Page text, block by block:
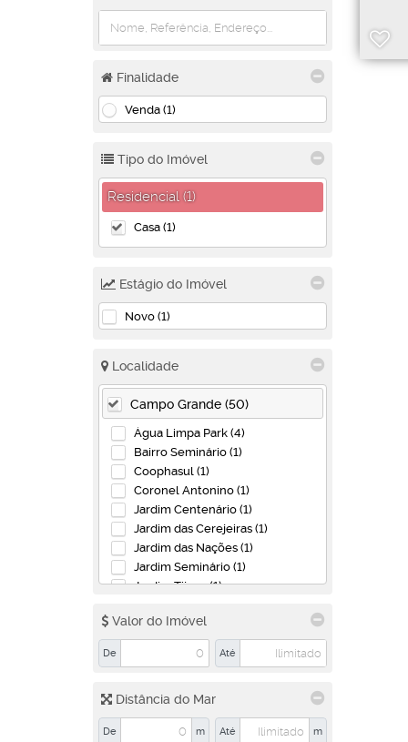
Finalidade
Venda (1)
Tipo do Imóvel
Residencial (1)
Casa (1)
Estágio do Imóvel
Novo (1)
Localidade
Campo Grande (50)
Água Limpa Park (4)
Bairro Seminário (1)
Coophasul (1)
Coronel Antonino (1)
Jardim Centenário (1)
Jardim das Cerejeiras (1)
Jardim das Nações (1)
Jardim Seminário (1)
Jardim Tijuca (1)
Morada do Sossego II (1)
Morada dos Deuses (2)
Panorama (1)
Paraíso do Lageado (1)
Parque dos Laranjais (2)
Valor do Imóvel
De Até
Distância do Mar
De m Até m